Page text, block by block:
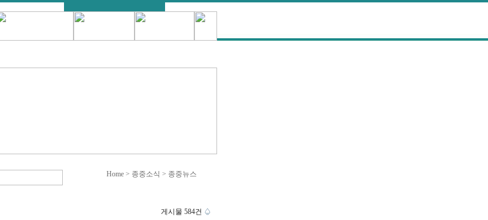
Home > 종중소식 > 종중뉴스
게시물 584건 ♤